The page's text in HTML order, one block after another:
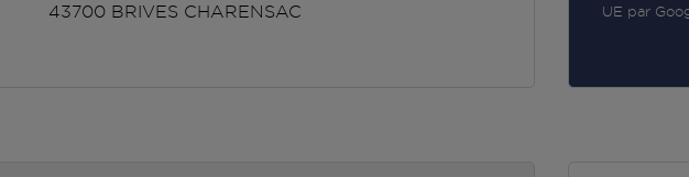
43700 BRIVES CHARENSAC
UE par